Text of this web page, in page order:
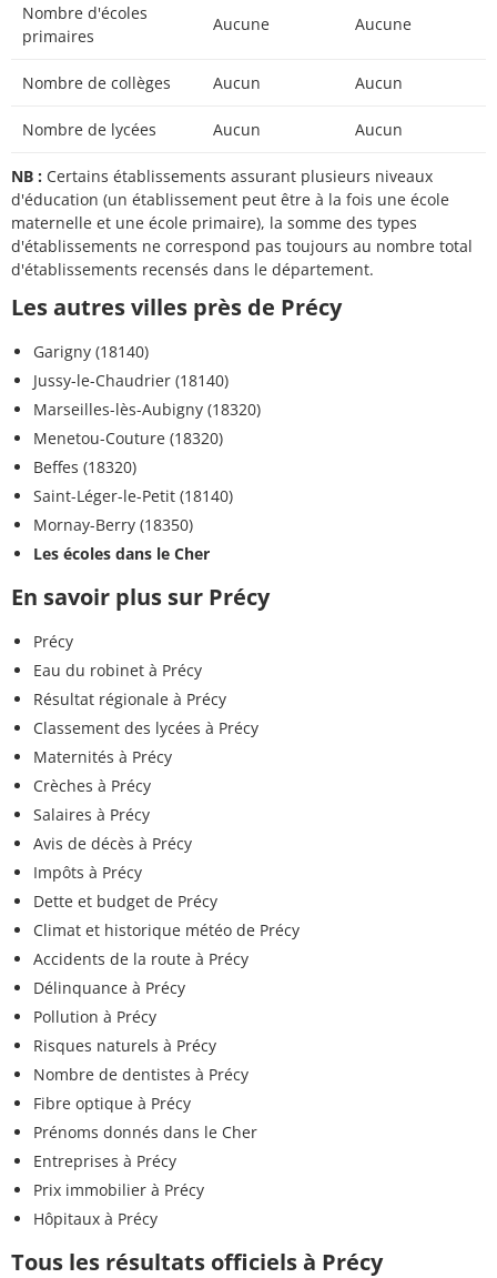
Nombre d'écoles
primaires
Aucune Aucune
Nombre de collèges Aucun Aucun
Nombre de lycées Aucun Aucun
NB : Certains établissements assurant plusieurs niveaux
d'éducation (un établissement peut être à la fois une école
maternelle et une école primaire), la somme des types
d'établissements ne correspond pas toujours au nombre total
d'établissements recensés dans le département.
Les autres villes près de Précy
Garigny (18140)
Jussy-le-Chaudrier (18140)
Marseilles-lès-Aubigny (18320)
Menetou-Couture (18320)
Beffes (18320)
Saint-Léger-le-Petit (18140)
Mornay-Berry (18350)
Les écoles dans le Cher
En savoir plus sur Précy
Précy
Eau du robinet à Précy
Résultat régionale à Précy
Classement des lycées à Précy
Maternités à Précy
Crèches à Précy
Salaires à Précy
Avis de décès à Précy
Impôts à Précy
Dette et budget de Précy
Climat et historique météo de Précy
Accidents de la route à Précy
Délinquance à Précy
Pollution à Précy
Risques naturels à Précy
Nombre de dentistes à Précy
Fibre optique à Précy
Prénoms donnés dans le Cher
Entreprises à Précy
Prix immobilier à Précy
Hôpitaux à Précy
Tous les résultats officiels à Précy